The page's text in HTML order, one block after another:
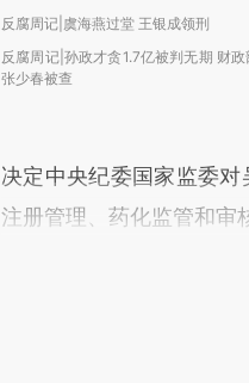
反腐周记|虞海燕过堂 王银成领刑
反腐周记|孙政才贪1.7亿被判无期 财
张少春被查
决定中央纪委国家监委
注册管理、药化监管和审